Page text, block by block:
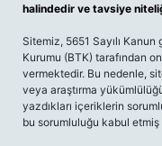
halindedir ve tavsiye
Sitemiz, 5651 Sayılı
Kurumu (BTK) tarafından
vermektedir. Bu nedenle,
veya araştırma
yazdıkları içeriklerin
bu sorumluluğu kabul etmiş